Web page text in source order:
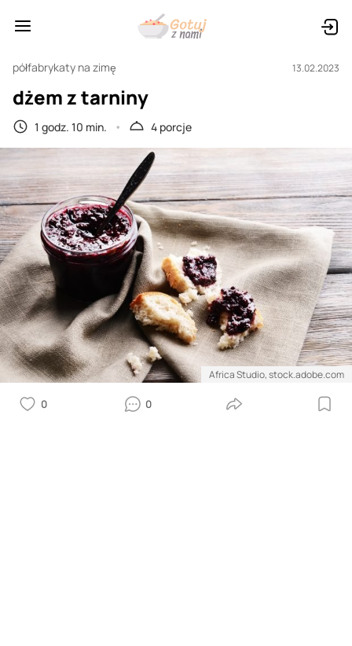
półfabrykaty na zimę 13.02.2023
dżem z tarniny
1 godz. 10 min. 4 porcje
Africa Studio, stock.adobe.com
0 0